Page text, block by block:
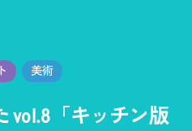
美術
vol.8「キッチン版